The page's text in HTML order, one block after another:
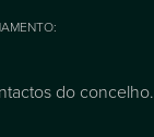
do concelho.